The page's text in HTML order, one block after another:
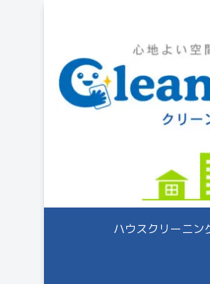
ハウスクリーニン